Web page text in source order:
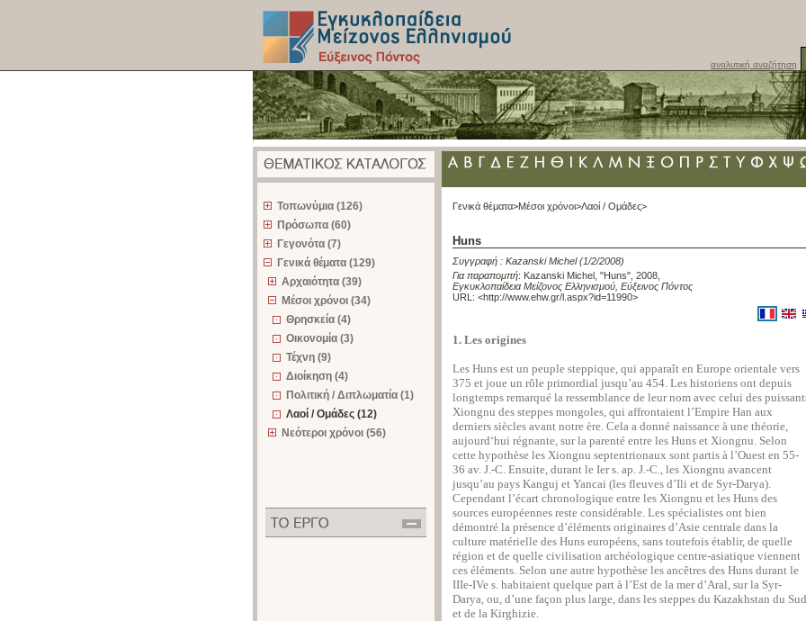
αναλυτική αναζήτηση
Τοπωνύμια (126)
Πρόσωπα (60)
Γεγονότα (7)
Γενικά θέματα (129)
Αρχαιότητα (39)
Μέσοι χρόνοι (34)
Θρησκεία (4)
Οικονομία (3)
Τέχνη (9)
Διοίκηση (4)
Πολιτική / Διπλωματία (1)
Λαοί / Ομάδες (12)
Νεότεροι χρόνοι (56)
Γενικά θέματα>Μέσοι χρόνοι>Λαοί / Ομάδες>
Huns
Συγγραφή : Kazanski Michel (1/2/2008)
Για παραπομπή: Kazanski Michel, "Huns", 2008
Εγκυκλοπαίδεια Μείζονος Ελληνισμού, Εύξεινος Πόντος
URL: <http://www.ehw.gr/l.aspx?id=11990>
1. Les origines
Les Huns est un peuple steppique, qui apparaît en Europe orientale vers
375 et joue un rôle primordial jusqu’au 454. Les historiens ont depuis
longtemps remarqué la ressemblance de leur nom avec celui des
Xiongnu des steppes mongoles, qui affrontaient l’Empire Han aux
derniers siècles avant notre ère. Cela a donné naissance à une théorie,
aujourd‘hui régnante, sur la parenté entre les Huns et Xiongnu. Selon
cette hypothèse les Xiongnu septentrionaux sont partis à l’Ouest en 55-
36 av. J.-C. Ensuite, durant le Ier s. ap. J.-C., les Xiongnu avancent
jusqu’au pays Kanguj et Yancai (les fleuves d’Ili et de Syr-Darya).
Cependant l’écart chronologique entre les Xiongnu et les Huns des
sources européennes reste considérable. Les spécialistes ont bien
démontré la présence d’éléments originaires d’Asie centrale dans la
culture matérielle des Huns européens, sans toutefois établir, de quelle
région et de quelle civilisation archéologique centre-asiatique viennent
ces éléments. Selon une autre hypothèse les ancêtres des Huns durant le
IIIe-IVe s. habitaient quelque part à l’Est de la mer d’Aral, sur la Syr-
Darya, ou, d’une façon plus large, dans les steppes du Kazakhstan du Sud
et de la Kirghizie.